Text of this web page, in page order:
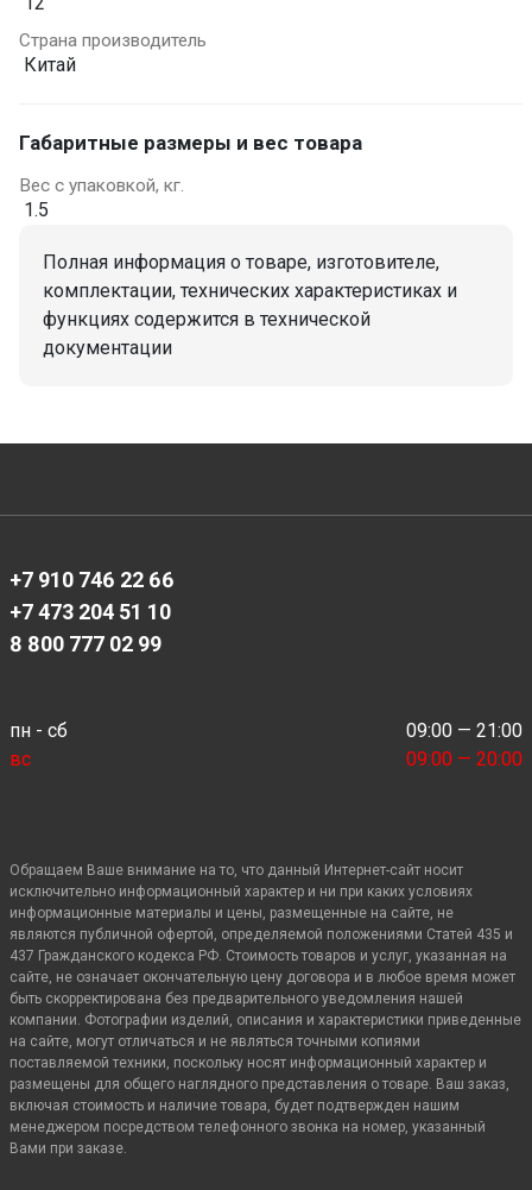
Страна производитель
Китай
Габаритные размеры и вес товара
Вес с упаковкой, кг.
1.5
Полная информация о товаре, изготовителе,
комплектации, технических характеристиках и
функциях содержится в технической
документации
+7 910 746 22 66
+7 473 204 51 10
8 800 777 02 99
пн - сб
09:00 — 21:00
вс
09:00 — 20:00
Обращаем Ваше внимание на то, что данный Интернет-сайт носит
исключительно информационный характер и ни при каких условиях
информационные материалы и цены, размещенные на сайте, не
являются публичной офертой, определяемой положениями Статей 435 и
437 Гражданского кодекса РФ. Стоимость товаров и услуг, указанная на
сайте, не означает окончательную цену договора и в любое время может
быть скорректирована без предварительного уведомления нашей
компании. Фотографии изделий, описания и характеристики приведенные
на сайте, могут отличаться и не являться точными копиями
поставляемой техники, поскольку носят информационный характер и
размещены для общего наглядного представления о товаре. Ваш заказ,
включая стоимость и наличие товара, будет подтвержден нашим
менеджером посредством телефонного звонка на номер, указанный
Вами при заказе.